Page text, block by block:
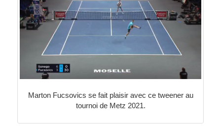
Marton Fucsovics se fait plaisir avec ce tweener au
tournoi de Metz 2021.